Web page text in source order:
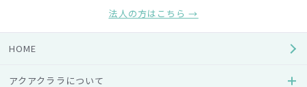
2023年11月1日（水）～2024年1月31日（水）
全国
法人の方はこちら →
HOME
アクアクララについて